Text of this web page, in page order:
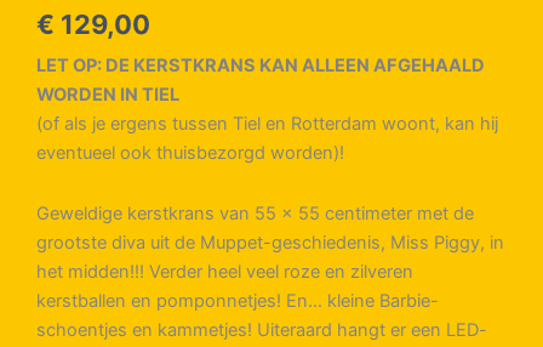
€ 129,00
LET OP: DE KERSTKRANS KAN ALLEEN AFGEHAALD
WORDEN IN TIEL
(of als je ergens tussen Tiel en Rotterdam woont, kan hij
eventueel ook thuisbezorgd worden)!
Geweldige kerstkrans van 55 x 55 centimeter met de
grootste diva uit de Muppet-geschiedenis, Miss Piggy, in
het midden!!! Verder heel veel roze en zilveren
kerstballen en pomponnetjes! En… kleine Barbie-
schoentjes en kammetjes! Uiteraard hangt er een LED-